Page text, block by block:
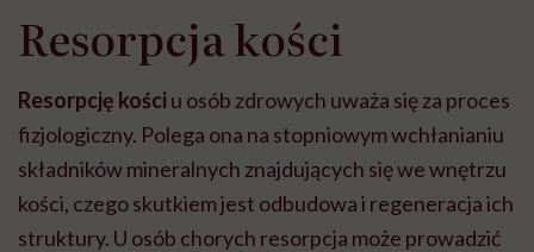
Resorpcja kości
Resorpcję kości u osób zdrowych uważa się za proces
fizjologiczny. Polega ona na stopniowym wchłanianiu
składników mineralnych znajdujących się we wnętrzu
kości, czego skutkiem jest odbudowa i regeneracja ich
struktury. U osób chorych resorpcja może prowadzić